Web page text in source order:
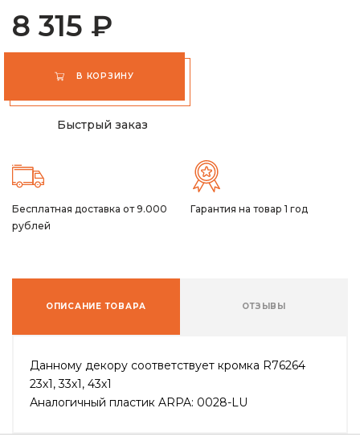
8 315 ₽
В КОРЗИНУ
Быстрый заказ
Бесплатная доставка от 9.000
рублей
Гарантия на товар 1 год
ОПИСАНИЕ ТОВАРА ОТЗЫВЫ
Данному декору соответствует кромка R76264
23х1, 33х1, 43х1
Аналогичный пластик ARPA: 0028-LU